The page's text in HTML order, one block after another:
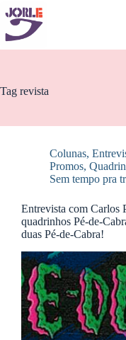
Pular
para
conteúdo
Tag revista
Colunas,
Promos,
Sem tempo pra
Entrevista com Carlos
quadrinhos Pé-de-
duas Pé-de-Cabra!